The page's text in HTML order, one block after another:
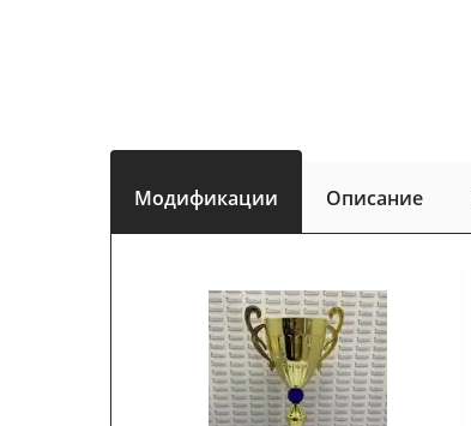
Модификации Описание